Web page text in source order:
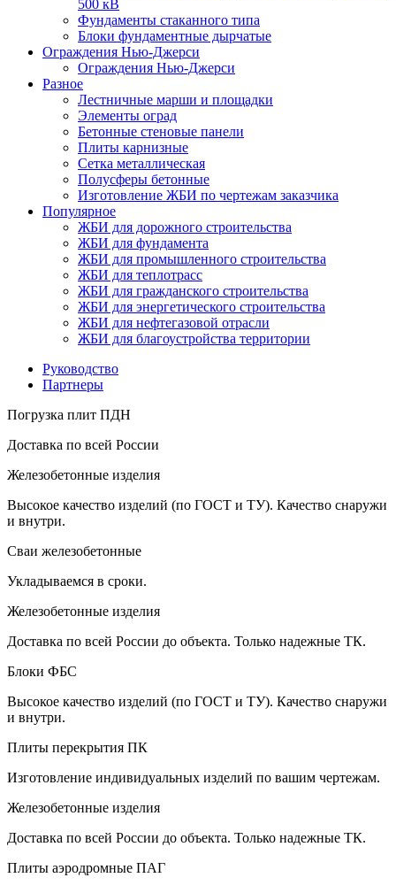
500 кВ
Фундаменты стаканного типа
Блоки фундаментные дырчатые
Ограждения Нью-Джерси
Ограждения Нью-Джерси
Разное
Лестничные марши и площадки
Элементы оград
Бетонные стеновые панели
Плиты карнизные
Сетка металлическая
Полусферы бетонные
Изготовление ЖБИ по чертежам заказчика
Популярное
ЖБИ для дорожного строительства
ЖБИ для фундамента
ЖБИ для промышленного строительства
ЖБИ для теплотрасс
ЖБИ для гражданского строительства
ЖБИ для энергетического строительства
ЖБИ для нефтегазовой отрасли
ЖБИ для благоустройства территории
Руководство
Партнеры
Погрузка плит ПДН
Доставка по всей России
Железобетонные изделия
Высокое качество изделий (по ГОСТ и ТУ). Качество снаружи
и внутри.
Сваи железобетонные
Укладываемся в сроки.
Железобетонные изделия
Доставка по всей России до объекта. Только надежные ТК.
Блоки ФБС
Высокое качество изделий (по ГОСТ и ТУ). Качество снаружи
и внутри.
Плиты перекрытия ПК
Изготовление индивидуальных изделий по вашим чертежам.
Железобетонные изделия
Доставка по всей России до объекта. Только надежные ТК.
Плиты аэродромные ПАГ